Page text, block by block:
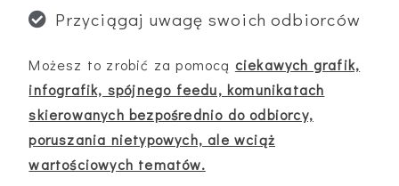
Przyciągaj uwagę swoich odbiorców
Możesz to zrobić za pomocą ciekawych grafik,
infografik, spójnego feedu, komunikatach
skierowanych bezpośrednio do odbiorcy,
poruszania nietypowych, ale wciąż
wartościowych tematów.